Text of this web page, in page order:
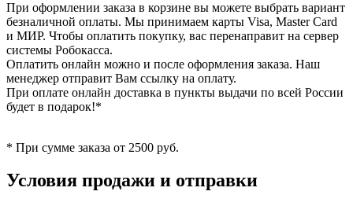
При оформлении заказа в корзине вы можете выбрать вариант
безналичной оплаты. Мы принимаем карты Visa, Master Card
и МИР. Чтобы оплатить покупку, вас перенаправит на сервер
системы Робокасса.
Оплатить онлайн можно и после оформления заказа. Наш
менеджер отправит Вам ссылку на оплату.
При оплате онлайн доставка в пункты выдачи по всей России
будет в подарок!*
* При сумме заказа от 2500 руб.
Условия продажи и отправки